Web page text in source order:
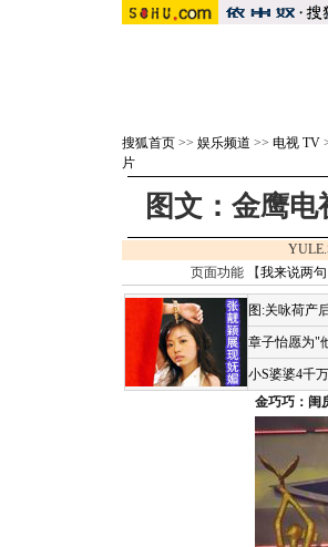
搜狐首页 >> 娱乐频道 >> 电视 TV
片
图文：金鹰
页面功能 【我来说两句
图:关咏荷产
章子怡愿为"
小S婆婆4千
金巧巧：闺